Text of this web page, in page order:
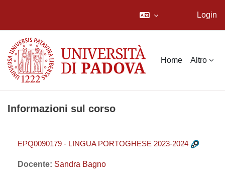
Login
Home Altro
Informazioni sul corso
EPQ0090179 - LINGUA PORTOGHESE 2023-2024
Docente: Sandra Bagno